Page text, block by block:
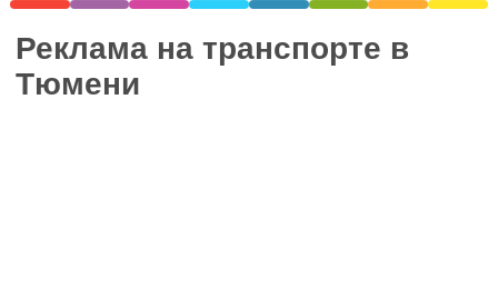
Реклама на транспорте в
Тюмени